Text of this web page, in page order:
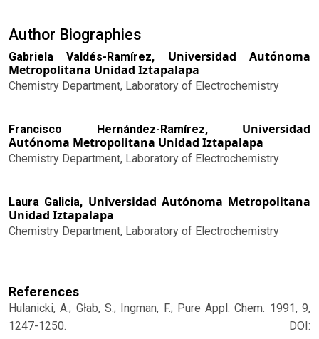
Author Biographies
Gabriela Valdés-Ramírez, Universidad Autónoma
Metropolitana Unidad Iztapalapa
Chemistry Department, Laboratory of Electrochemistry
Francisco Hernández-Ramírez, Universidad
Autónoma Metropolitana Unidad Iztapalapa
Chemistry Department, Laboratory of Electrochemistry
Laura Galicia, Universidad Autónoma Metropolitana
Unidad Iztapalapa
Chemistry Department, Laboratory of Electrochemistry
References
Hulanicki, A.; Głab, S.; Ingman, F.; Pure Appl. Chem. 1991, 9,
1247-1250. DOI: